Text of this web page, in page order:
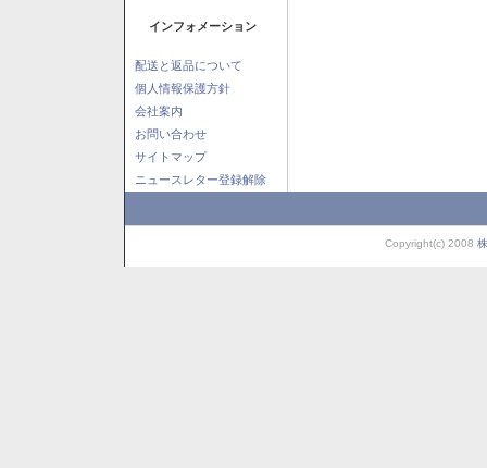
インフォメーション
配送と返品について
個人情報保護方針
会社案内
お問い合わせ
サイトマップ
ニュースレター登録解除
Copyright(c) 2008